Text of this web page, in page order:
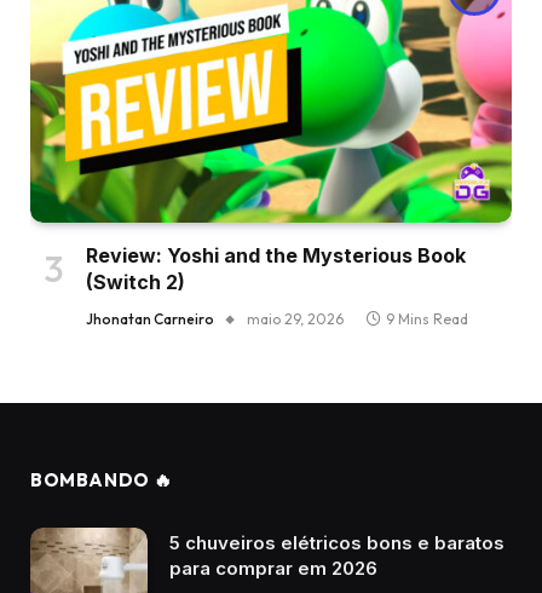
Review: Yoshi and the Mysterious Book
(Switch 2)
Jhonatan Carneiro maio 29, 2026 9 Mins Read
BOMBANDO 🔥
5 chuveiros elétricos bons e baratos
para comprar em 2026